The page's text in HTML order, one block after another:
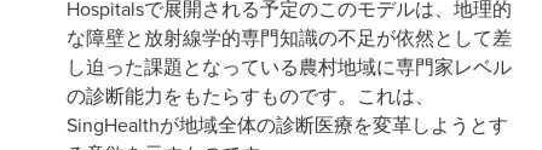
Hospitalsで展開される予定のこのモデルは、地理的
な障壁と放射線学的専門知識の不足が依然として差
し迫った課題となっている農村地域に専門家レベル
の診断能力をもたらすものです。これは、
SingHealthが地域全体の診断医療を変革しようとす